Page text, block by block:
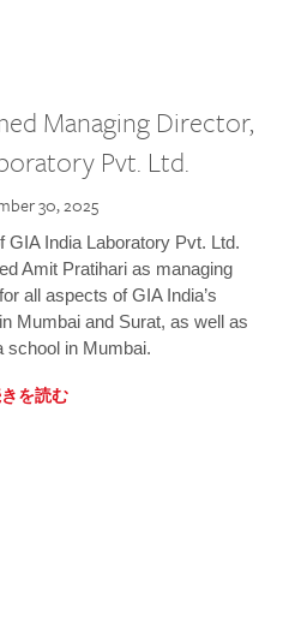
Managing Director,
Pvt. Ltd.
30, 2025
GIA India Laboratory Pvt. Ltd.
Amit Pratihari as managing
all aspects of GIA India’s
Mumbai and Surat, as well as
school in Mumbai.
を読む